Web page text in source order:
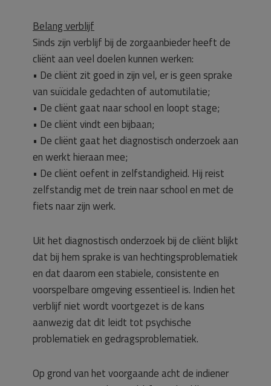
Belang verblijf
Sinds zijn verblijf bij de zorgaanbieder heeft de
cliënt aan veel doelen kunnen werken:
• De cliënt zit goed in zijn vel, er is geen sprake
van suïcidale gedachten of automutilatie;
• De cliënt gaat naar school en loopt stage;
• De cliënt vindt een bijbaan;
• De cliënt gaat het diagnostisch onderzoek aan
en werkt hieraan mee;
• De cliënt oefent in zelfstandigheid. Hij reist
zelfstandig met de trein naar school en met de
fiets naar zijn werk.
Uit het diagnostisch onderzoek bij de cliënt blijkt
dat bij hem sprake is van hechtingsproblematiek
en dat daarom een stabiele, consistente en
voorspelbare omgeving essentieel is. Indien het
verblijf niet wordt voortgezet is de kans
aanwezig dat dit leidt tot psychische
problematiek en gedragsproblematiek.
Op grond van het voorgaande acht de indiener